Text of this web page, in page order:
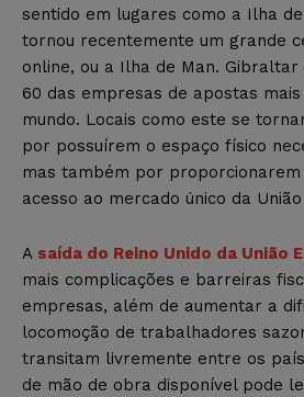
sentido em lugares como a Ilha
tornou recentemente um grande
online, ou a Ilha de Man.
60 das empresas de apostas mais
mundo. Locais como este se
por possuírem o espaço físico
mas também por proporcionarem
acesso ao mercado único da
A saída do Reino Unido da União
mais complicações e barreiras
empresas, além de aumentar a
locomoção de trabalhadores
transitam livremente entre os
de mão de obra disponível pode